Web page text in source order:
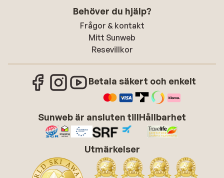
Behöver du hjälp?
Frågor & kontakt
Mitt Sunweb
Resevillkor
Betala säkert och enkelt
Sunweb är ansluten tillHållbarhet
Utmärkelser